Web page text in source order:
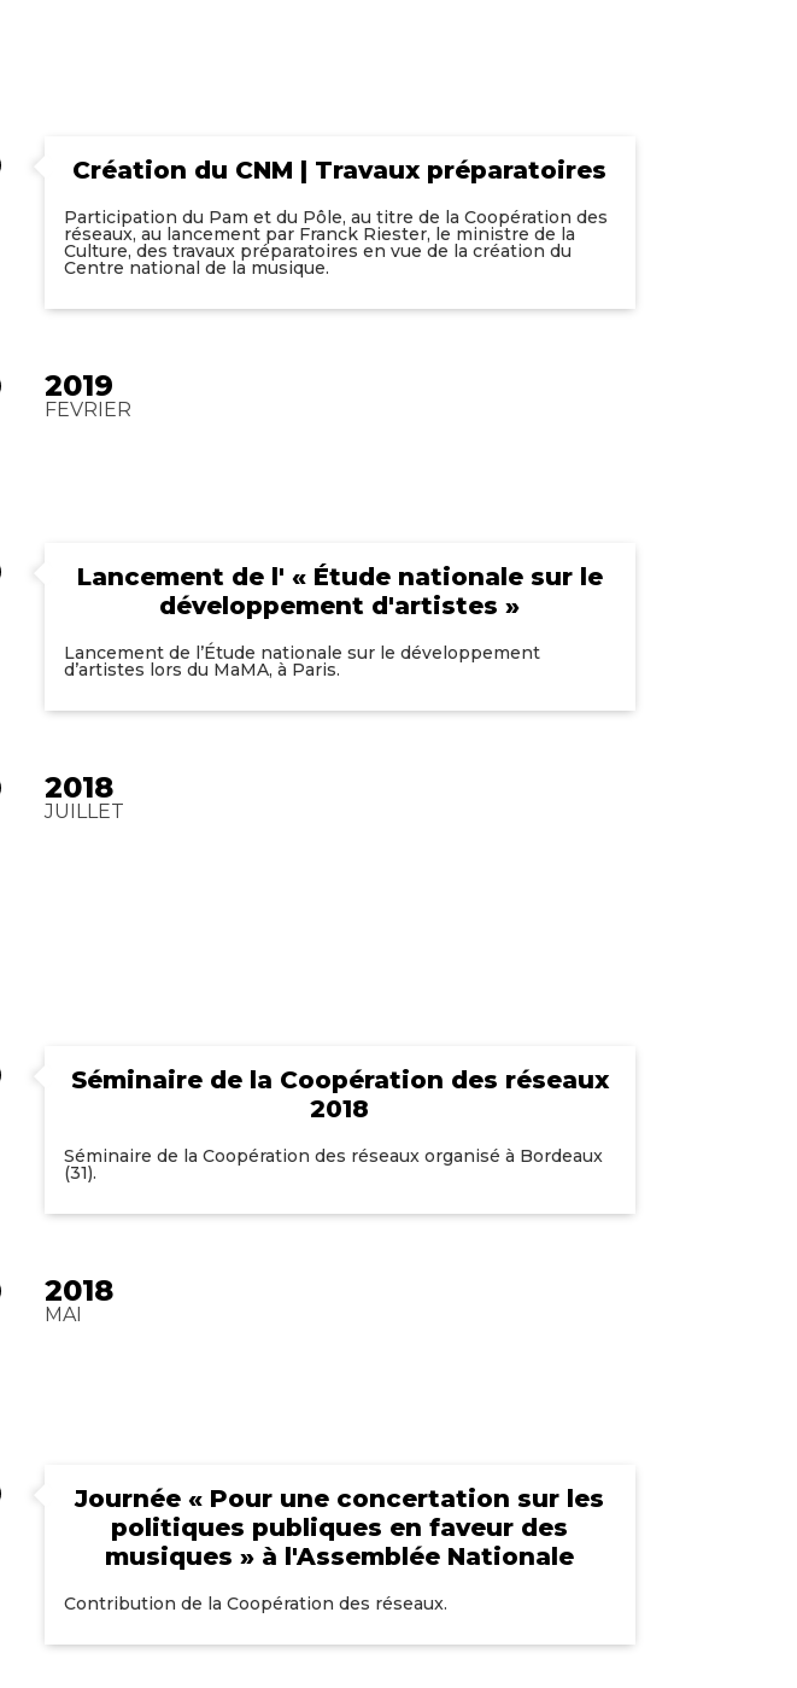
Création du CNM | Travaux préparatoires
Participation du Pam et du Pôle, au titre de la Coopération des
réseaux, au lancement par Franck Riester, le ministre de la
Culture, des travaux préparatoires en vue de la création du
Centre national de la musique.
2019
FEVRIER
Lancement de l' « Étude nationale sur le
développement d'artistes »
Lancement de l’Étude nationale sur le développement
d’artistes lors du MaMA, à Paris.
2018
JUILLET
Séminaire de la Coopération des réseaux
2018
Séminaire de la Coopération des réseaux organisé à Bordeaux
(31).
2018
MAI
Journée « Pour une concertation sur les
politiques publiques en faveur des
musiques » à l'Assemblée Nationale
Contribution de la Coopération des réseaux.